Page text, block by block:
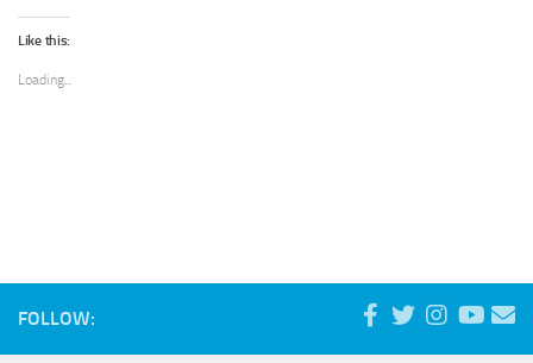
Twitter
(Opens
in
window)
Like this:
Loading...
FOLLOW: